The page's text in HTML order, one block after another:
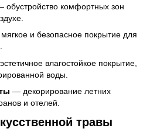
обустройство комфортных зон
и безопасное покрытие для
влагостойкое покрытие,
воды.
— декорирование летних
и отелей.
травы